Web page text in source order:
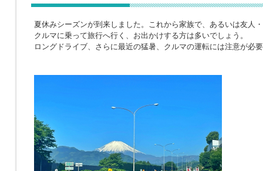
夏休みシーズンが到来しました。これから家族で、あるいは友人
クルマに乗って旅行へ行く、お出かけする方は多いでしょう。
ロングドライブ、さらに最近の猛暑、クルマの運転には注意が必